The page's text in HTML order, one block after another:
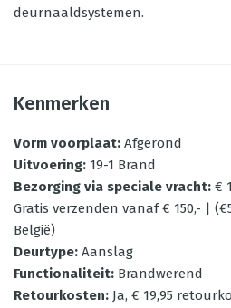
deurnaaldsystemen.
Kenmerken
Vorm voorplaat: Afgerond
Uitvoering: 19-1 Brand
Bezorging via speciale vracht: €
Gratis verzenden vanaf € 150,- |
België)
Deurtype: Aanslag
Functionaliteit: Brandwerend
Retourkosten: Ja, € 19,95